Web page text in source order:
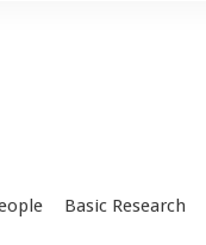
Basic Research